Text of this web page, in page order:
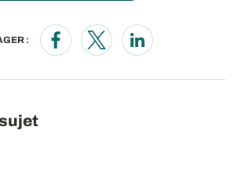
:
Opens in a new window
Opens in a new window
Opens in a new